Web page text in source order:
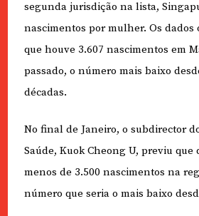
segunda jurisdição na lista,
nascimentos por mulher. Os dados
que houve 3.607 nascimentos em
passado, o número mais baixo
décadas.
No final de Janeiro, o subdirector
Saúde, Kuok Cheong U, previu que
menos de 3.500 nascimentos na
número que seria o mais baixo